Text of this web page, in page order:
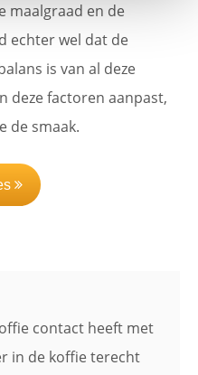
maalgraad en de
echter wel dat de
is van al deze
deze factoren aanpast,
de smaak.
contact heeft met
in de koffie terecht